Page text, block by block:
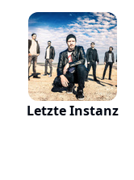
Letzte Instanz